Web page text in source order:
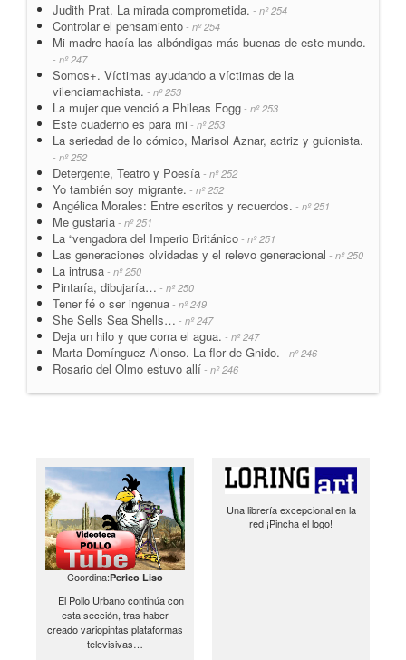
Judith Prat. La mirada comprometida. - nº 254
Controlar el pensamiento - nº 254
Mi madre hacía las albóndigas más buenas de este mundo.
- nº 247
Somos+. Víctimas ayudando a víctimas de la
vilenciamachista. - nº 253
La mujer que venció a Phileas Fogg - nº 253
Este cuaderno es para mi - nº 253
La seriedad de lo cómico, Marisol Aznar, actriz y guionista.
- nº 252
Detergente, Teatro y Poesía - nº 252
Yo también soy migrante. - nº 252
Angélica Morales: Entre escritos y recuerdos. - nº 251
Me gustaría - nº 251
La “vengadora del Imperio Británico - nº 251
Las generaciones olvidadas y el relevo generacional - nº 250
La intrusa - nº 250
Pintaría, dibujaría… - nº 250
Tener fé o ser ingenua - nº 249
She Sells Sea Shells… - nº 247
Deja un hilo y que corra el agua. - nº 247
Marta Domínguez Alonso. La flor de Gnido. - nº 246
Rosario del Olmo estuvo allí - nº 246
Coordina:Perico Liso
El Pollo Urbano continúa con
esta sección, tras haber
creado variopintas plataformas
televisivas…
Una librería excepcional en la
red ¡Pincha el logo!